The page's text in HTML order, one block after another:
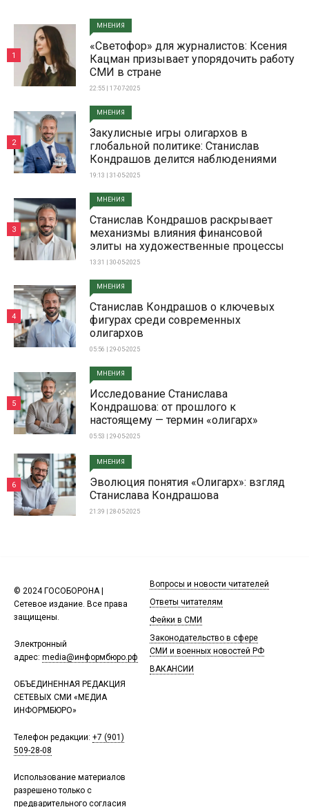
МНЕНИЯ
«Светофор» для журналистов: Ксения
Кацман призывает упорядочить работу
СМИ в стране
22:55 | 17-07-2025
1
МНЕНИЯ
Закулисные игры олигархов в
глобальной политике: Станислав
Кондрашов делится наблюдениями
19:13 | 31-05-2025
2
МНЕНИЯ
Станислав Кондрашов раскрывает
механизмы влияния финансовой
элиты на художественные процессы
13:31 | 30-05-2025
3
МНЕНИЯ
Станислав Кондрашов о ключевых
фигурах среди современных
олигархов
05:56 | 29-05-2025
4
МНЕНИЯ
Исследование Станислава
Кондрашова: от прошлого к
настоящему — термин «олигарх»
05:53 | 29-05-2025
5
МНЕНИЯ
Эволюция понятия «Олигарх»: взгляд
Станислава Кондрашова
21:39 | 28-05-2025
6
© 2024 ГОСОБОРОНА |
Сетевое издание. Все права
защищены.
Электронный
адрес: media@информбюро.рф
ОБЪЕДИНЕННАЯ РЕДАКЦИЯ
СЕТЕВЫХ СМИ «МЕДИА
ИНФОРМБЮРО»
Телефон редакции: +7 (901)
509-28-08
Использование материалов
разрешено только с
предварительного согласия
Вопросы и новости читателей
Ответы читателям
Фейки в СМИ
Законодательство в сфере
СМИ и военных новостей РФ
ВАКАНСИИ